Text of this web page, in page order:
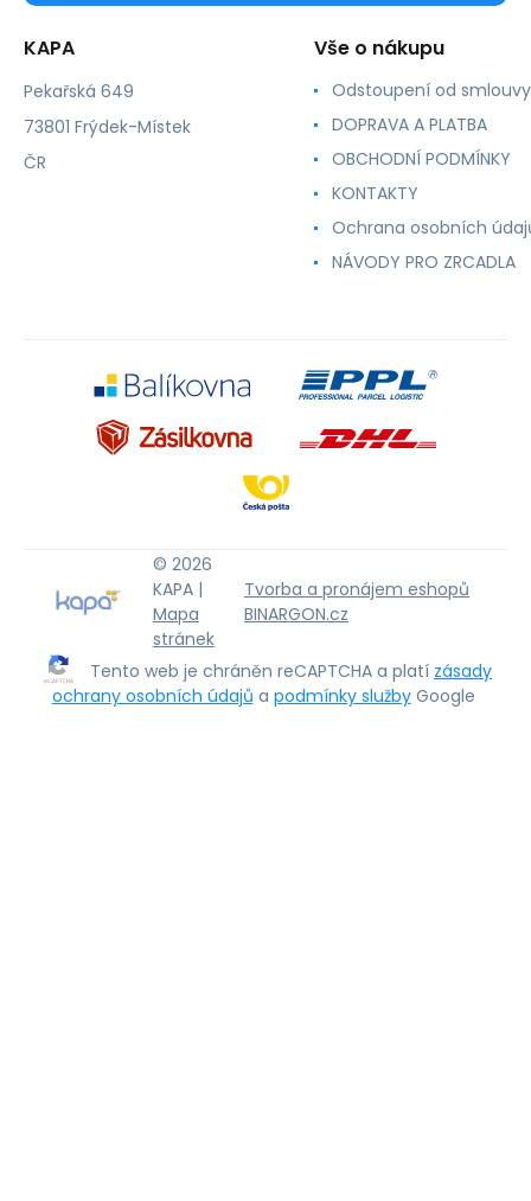
KAPA
Pekařská 649
73801 Frýdek-Místek
ČR
Vše o nákupu
Odstoupení od smlouvy
DOPRAVA A PLATBA
OBCHODNÍ PODMÍNKY
KONTAKTY
Ochrana osobních
NÁVODY PRO ZRCADLA
© 2026
KAPA |
Mapa
stránek
Tvorba a pronájem eshopů
BINARGON.cz
Tento web je chráněn reCAPTCHA a platí zásady
ochrany osobních údajů a podmínky služby Google